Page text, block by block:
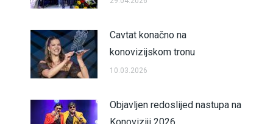
Cavtat konačno na
konovizijskom tronu
10.03.2026
Objavljen redoslijed nastupa na